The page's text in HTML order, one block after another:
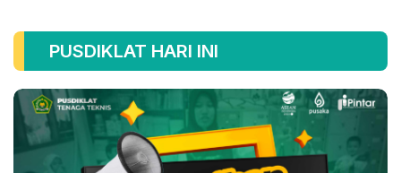
PUSDIKLAT HARI INI